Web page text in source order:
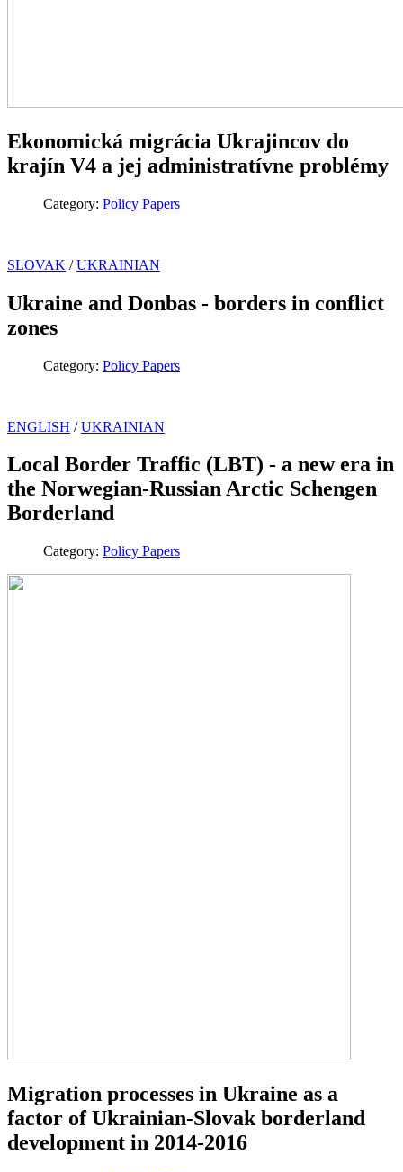
Ekonomická migrácia Ukrajincov do
krajín V4 a jej administratívne problémy
Category: Policy Papers
SLOVAK /UKRAINIAN
Ukraine and Donbas - borders in conflict
zones
Category: Policy Papers
ENGLISH /UKRAINIAN
Local Border Traffic (LBT) - a new era in
the Norwegian-Russian Arctic Schengen
Borderland
Category: Policy Papers
Migration processes in Ukraine as a
factor of Ukrainian-Slovak borderland
development in 2014-2016